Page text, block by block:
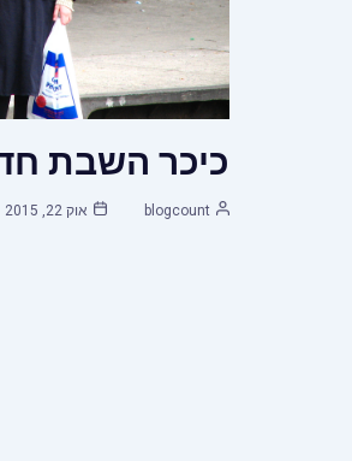
כיכר השבת
blogcount אוק 22, 2015